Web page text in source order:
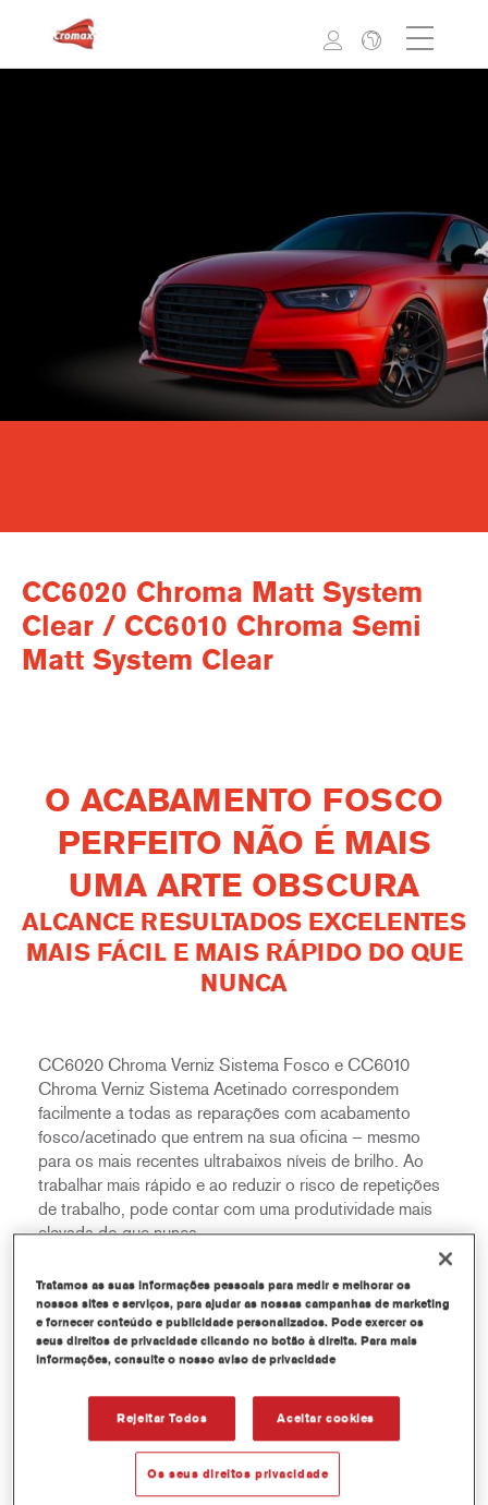
CC6020 Chroma Matt System
Clear / CC6010 Chroma Semi
Matt System Clear
O ACABAMENTO FOSCO
PERFEITO NÃO É MAIS
UMA ARTE OBSCURA
ALCANCE RESULTADOS EXCELENTES
MAIS FÁCIL E MAIS RÁPIDO DO QUE
NUNCA
CC6020 Chroma Verniz Sistema Fosco e CC6010
Chroma Verniz Sistema Acetinado correspondem
facilmente a todas as reparações com acabamento
fosco/acetinado que entrem na sua oficina – mesmo
para os mais recentes ultrabaixos níveis de brilho. Ao
trabalhar mais rápido e ao reduzir o risco de repetições
de trabalho, pode contar com uma produtividade mais
elevada do que nunca..
CARACTERÍSTICAS
Inovador, o melhor verniz mate na sua classe
O nível de brilho do verniz vem na fórmula
Acabamento uniforme mesmo em
Tratamos as suas informações pessoais para medir e melhorar os
nossos sites e serviços, para ajudar as nossas campanhas de marketing
e fornecer conteúdo e publicidade personalizados. Pode exercer os
seus direitos de privacidade clicando no botão à direita. Para mais
informações, consulte o nosso aviso de privacidade
Rejeitar Todos Aceitar cookies
Os seus direitos privacidade